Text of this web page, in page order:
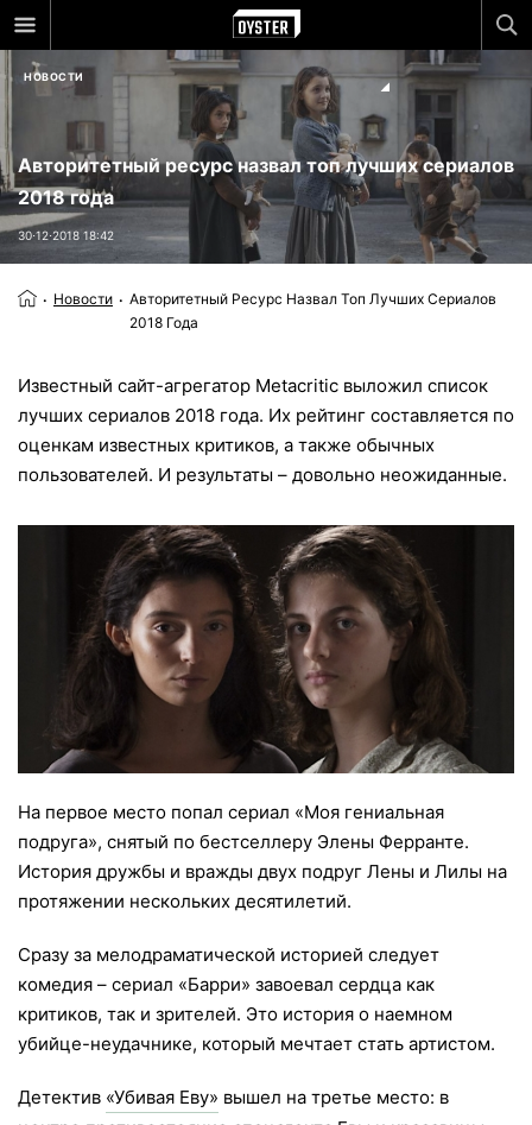
НОВОСТИ
Авторитетный ресурс назвал топ лучших сериалов
2018 года
30⋅12⋅2018 18:42
Новости
Авторитетный Ресурс Назвал Топ Лучших Сериалов
2018 Года
Известный сайт-агрегатор Metacritic выложил список
лучших сериалов 2018 года. Их рейтинг составляется по
оценкам известных критиков, а также обычных
пользователей. И результаты – довольно неожиданные.
На первое место попал сериал «Моя гениальная
подруга», снятый по бестселлеру Элены Ферранте.
История дружбы и вражды двух подруг Лены и Лилы на
протяжении нескольких десятилетий.
Сразу за мелодраматической историей следует
комедия – сериал «Барри» завоевал сердца как
критиков, так и зрителей. Это история о наемном
убийце-неудачнике, который мечтает стать артистом.
Детектив «Убивая Еву» вышел на третье место: в